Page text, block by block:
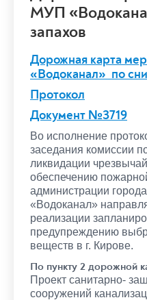
МУП
запахов
Дорожная карта
«Водоканал» по
Протокол
Документ №3719
Во исполнение
заседания комиссии
ликвидации
обеспечению
администрации
«Водоканал»
реализации
предупреждению
веществ в г. Кирове.
По пункту 2 дорожной
Проект санитарно-
сооружений